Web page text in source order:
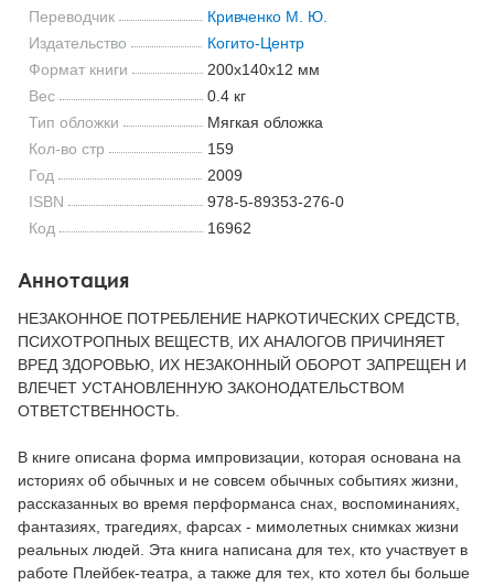
Переводчик
Кривченко М. Ю.
Издательство
Когито-Центр
Формат книги
200x140x12 мм
Вес
0.4 кг
Тип обложки
Мягкая обложка
Кол-во стр
159
Год
2009
ISBN
978-5-89353-276-0
Код
16962
Аннотация
НЕЗАКОННОЕ ПОТРЕБЛЕНИЕ НАРКОТИЧЕСКИХ СРЕДСТВ,
ПСИХОТРОПНЫХ ВЕЩЕСТВ, ИХ АНАЛОГОВ ПРИЧИНЯЕТ
ВРЕД ЗДОРОВЬЮ, ИХ НЕЗАКОННЫЙ ОБОРОТ ЗАПРЕЩЕН И
ВЛЕЧЕТ УСТАНОВЛЕННУЮ ЗАКОНОДАТЕЛЬСТВОМ
ОТВЕТСТВЕННОСТЬ.
В книге описана форма импровизации, которая основана на
историях об обычных и не совсем обычных событиях жизни,
рассказанных во время перформанса снах, воспоминаниях,
фантазиях, трагедиях, фарсах - мимолетных снимках жизни
реальных людей. Эта книга написана для тех, кто участвует в
работе Плейбек-театра, а также для тех, кто хотел бы больше